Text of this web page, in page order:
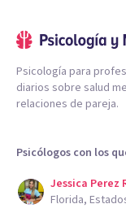
Psicología para
diarios sobre salud
relaciones de pareja.
Psicólogos con los
Jessica Perez
Florida,